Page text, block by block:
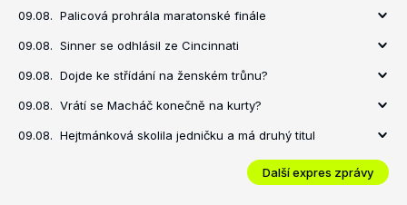
09.08. Palicová prohrála maratonské finále
09.08. Sinner se odhlásil ze Cincinnati
09.08. Dojde ke střídání na ženském trůnu?
09.08. Vrátí se Macháč konečně na kurty?
09.08. Hejtmánková skolila jedničku a má druhý titul
Další expres zprávy